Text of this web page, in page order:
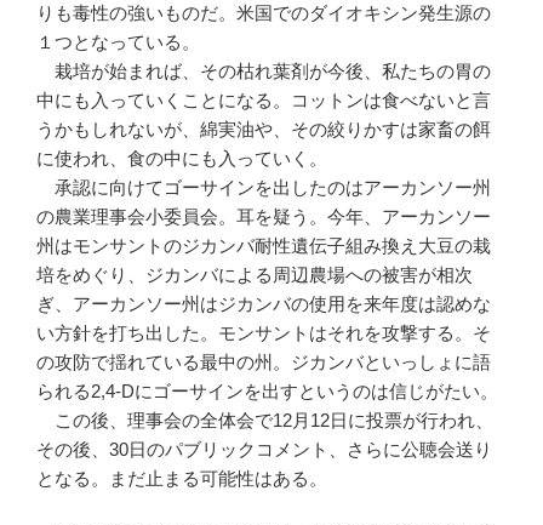
りも毒性の強いものだ。米国でのダイオキシン発生源の
１つとなっている。
栽培が始まれば、その枯れ葉剤が今後、私たちの胃の
中にも入っていくことになる。コットンは食べないと言
うかもしれないが、綿実油や、その絞りかすは家畜の餌
に使われ、食の中にも入っていく。
承認に向けてゴーサインを出したのはアーカンソー州
の農業理事会小委員会。耳を疑う。今年、アーカンソー
州はモンサントのジカンバ耐性遺伝子組み換え大豆の栽
培をめぐり、ジカンバによる周辺農場への被害が相次
ぎ、アーカンソー州はジカンバの使用を来年度は認めな
い方針を打ち出した。モンサントはそれを攻撃する。そ
の攻防で揺れている最中の州。ジカンバといっしょに語
られる2,4-Dにゴーサインを出すというのは信じがたい。
この後、理事会の全体会で12月12日に投票が行われ、
その後、30日のパブリックコメント、さらに公聴会送り
となる。まだ止まる可能性はある。